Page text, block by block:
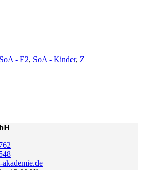
SoA - E2, SoA - Kinder, Z